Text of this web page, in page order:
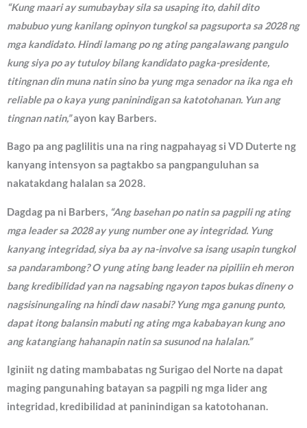
“Kung maari ay sumubaybay sila sa usaping ito, dahil dito
mabubuo yung kanilang opinyon tungkol sa pagsuporta sa 2028 ng
mga kandidato. Hindi lamang po ng ating pangalawang pangulo
kung siya po ay tutuloy bilang kandidato pagka-presidente,
titingnan din muna natin sino ba yung mga senador na ika nga eh
reliable pa o kaya yung paninindigan sa katotohanan. Yun ang
tingnan natin,”ayon kay Barbers.
Bago pa ang paglilitis una na ring nagpahayag si VD Duterte ng
kanyang intensyon sa pagtakbo sa pangpanguluhan sa
nakatakdang halalan sa 2028.
Dagdag pa ni Barbers, “Ang basehan po natin sa pagpili ng ating
mga leader sa 2028 ay yung number one ay integridad. Yung
kanyang integridad, siya ba ay na-involve sa isang usapin tungkol
sa pandarambong? O yung ating bang leader na pipiliin eh meron
bang kredibilidad yan na nagsabing ngayon tapos bukas dineny o
nagsisinungaling na hindi daw nasabi? Yung mga ganung punto,
dapat itong balansin mabuti ng ating mga kababayan kung ano
ang katangiang hahanapin natin sa susunod na halalan.”
Iginiit ng dating mambabatas ng Surigao del Norte na dapat
maging pangunahing batayan sa pagpili ng mga lider ang
integridad, kredibilidad at paninindigan sa katotohanan.